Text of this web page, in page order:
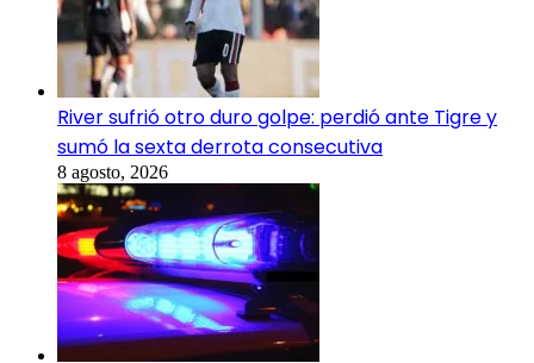
River sufrió otro duro golpe: perdió ante Tigre y
sumó la sexta derrota consecutiva
8 agosto, 2026